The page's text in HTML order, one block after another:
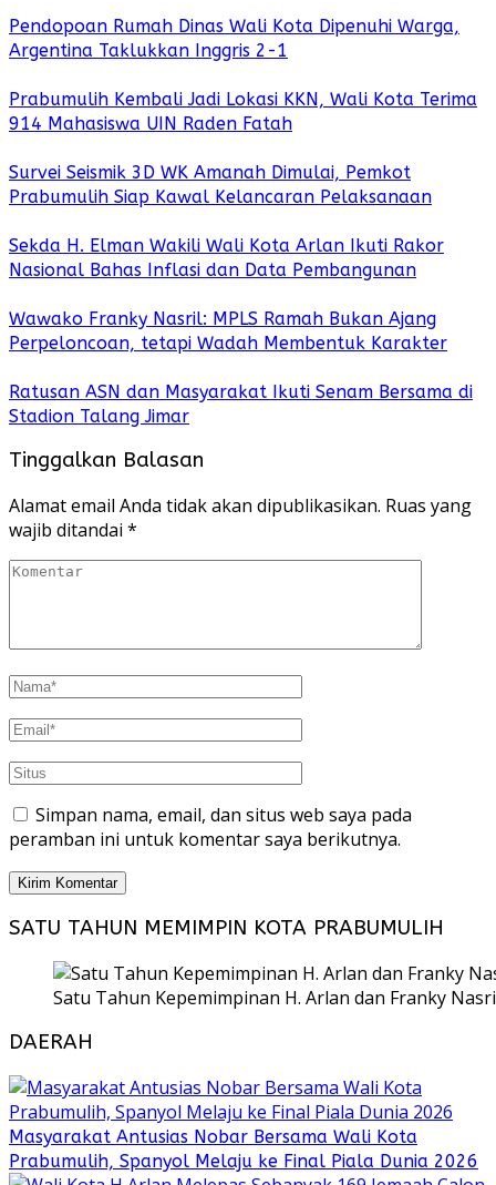
Pendopoan Rumah Dinas Wali Kota Dipenuhi Warga,
Argentina Taklukkan Inggris 2-1
Prabumulih Kembali Jadi Lokasi KKN, Wali Kota Terima
914 Mahasiswa UIN Raden Fatah
Survei Seismik 3D WK Amanah Dimulai, Pemkot
Prabumulih Siap Kawal Kelancaran Pelaksanaan
Sekda H. Elman Wakili Wali Kota Arlan Ikuti Rakor
Nasional Bahas Inflasi dan Data Pembangunan
Wawako Franky Nasril: MPLS Ramah Bukan Ajang
Perpeloncoan, tetapi Wadah Membentuk Karakter
Ratusan ASN dan Masyarakat Ikuti Senam Bersama di
Stadion Talang Jimar
Tinggalkan Balasan
Alamat email Anda tidak akan dipublikasikan. Ruas yang
wajib ditandai *
Simpan nama, email, dan situs web saya pada
peramban ini untuk komentar saya berikutnya.
SATU TAHUN MEMIMPIN KOTA PRABUMULIH
Satu Tahun Kepemimpinan H. Arlan dan Franky
DAERAH
Masyarakat Antusias Nobar Bersama Wali Kota
Prabumulih, Spanyol Melaju ke Final Piala Dunia 2026